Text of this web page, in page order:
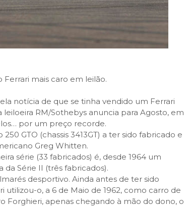
mais caro em leilão.
notícia de que se tinha vendido um Ferrari
RM/Sothebys anuncia para Agosto, em
por um preço recorde.
GTO (chassis 3413GT) a ter sido fabricado e
Greg Whitten.
série (33 fabricados) é, desde 1964 um
Série II (três fabricados).
desportivo. Ainda antes de ter sido
o, a 6 de Maio de 1962, como carro de
Forghieri, apenas chegando à mão do dono, o